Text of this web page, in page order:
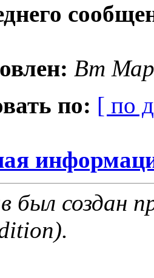
Вт Мар
по: [ по
был создан